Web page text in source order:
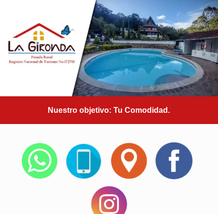
Nuestro objetivo: Tu Comodidad.